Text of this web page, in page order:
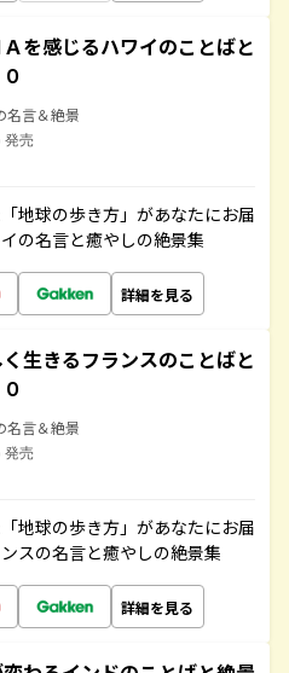
を感じるハワイのことばと
名言＆絶景
発売
地球の歩き方」があなたにお届
の名言と癒やしの絶景集
詳細を見る
生きるフランスのことばと
名言＆絶景
発売
地球の歩き方」があなたにお届
スの名言と癒やしの絶景集
詳細を見る